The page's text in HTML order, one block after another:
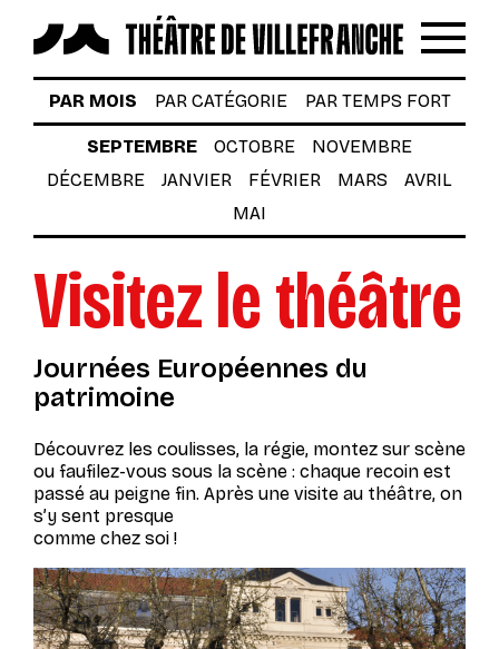
Menu
LES SPECTACLES
AUTOUR DES SPECTACLES
LE THÉÂTRE
ACTUALITÉS
BILLETTERIE
VOTRE VENUE AU THÉÂTRE
À TÉLÉCHARGER
Billetterie
PAR MOIS PAR CATÉGORIE PAR TEMPS FORT
SEPTEMBRE OCTOBRE
NOVEMBRE
DÉCEMBRE
JANVIER FÉVRIER MARS
AVRIL
MAI
Visitez le théâtre
Journées Européennes du
patrimoine
Découvrez les coulisses, la régie, montez sur scène
ou faufilez-vous sous la scène : chaque recoin est
passé au peigne fin. Après une visite au théâtre, on
s’y sent presque
comme chez soi !